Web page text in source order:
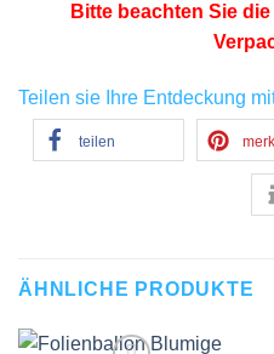
Bitte beachten Sie
Teilen sie Ihre Entdeckung
teilen
ÄHNLICHE PRODUKTE